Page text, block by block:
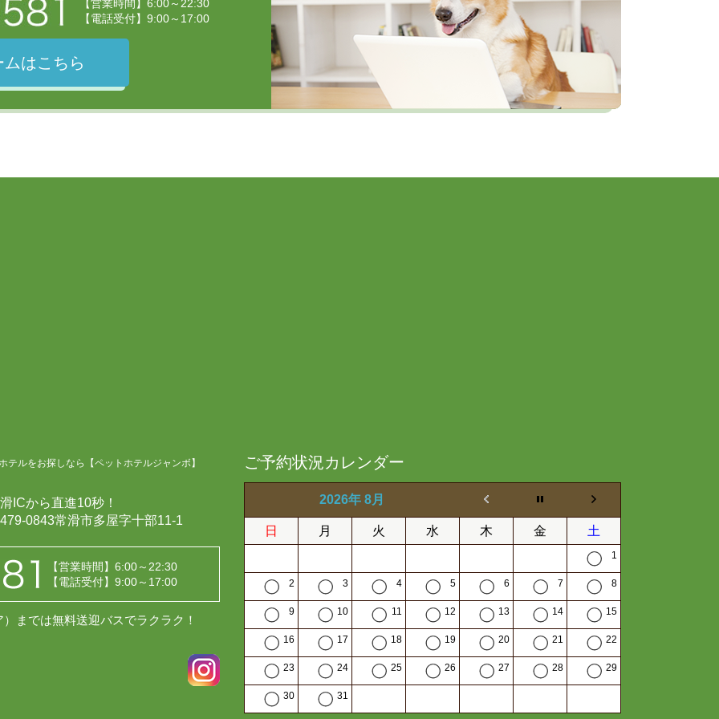
【営業時間】6:00～22:30
【電話受付】9:00～17:00
はこちら
ルをお探しなら【ペットホテルジャンボ】
ICから直進10秒！
0843常滑市多屋字十部11-1
【営業時間】6:00～22:30
【電話受付】9:00～17:00
までは無料送迎バスでラクラク！
ご予約状況カレンダー
2026年 8月
日 月 火 水 木 金 土
1
2 3 4 5 6 7 8
9 10 11 12 13 14 15
16 17 18 19 20 21 22
23 24 25 26 27 28 29
30 31